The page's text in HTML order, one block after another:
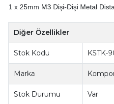
1 x 25mm M3 Dişi-Dişi Metal
Diğer Özellikler
Stok Kodu KSTK-
Marka
Stok Durumu Var